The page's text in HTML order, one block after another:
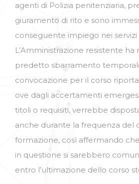
agenti di Polizia penitenziaria,
giuramento di rito e sono
conseguente impiego nei servizi
L’Amministrazione resistente ha
predetto sbarramento
convocazione per il corso
ove dagli accertamenti
titoli o requisiti, verrebbe
anche durante la frequenza del
formazione, così affermando
in questione si sarebbero
entro l’ultimazione dello corso